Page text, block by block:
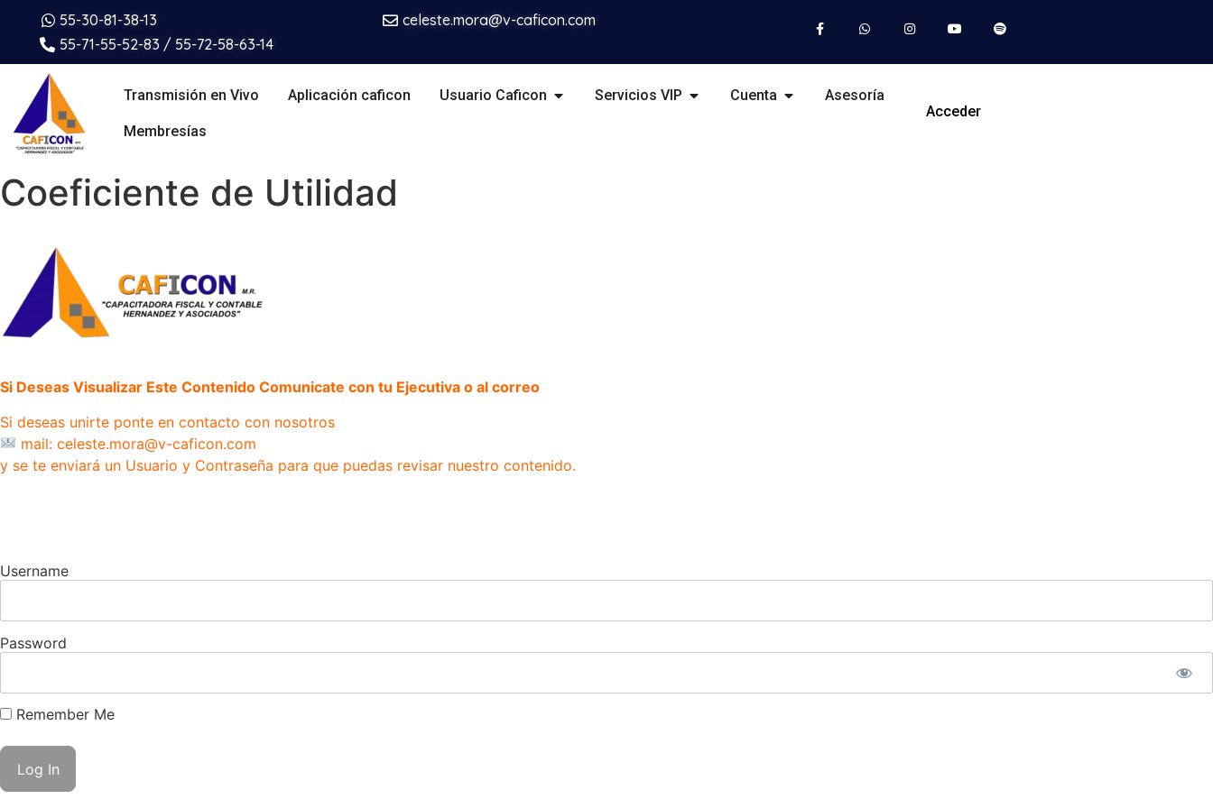
55-30-81-38-13
55-71-55-52-83 / 55-72-58-63-14
celeste.mora@v-caficon.com
Transmisión en Vivo Aplicación caficon Usuario Caficon Servicios VIP Cuenta Asesoría
Membresías
Acceder
Coeficiente de Utilidad
Si Deseas Visualizar Este Contenido Comunicate con tu Ejecutiva o al correo
Si deseas unirte ponte en contacto con nosotros
mail: celeste.mora@v-caficon.com
y se te enviará un Usuario y Contraseña para que puedas revisar nuestro contenido.
Username
Password
Remember Me